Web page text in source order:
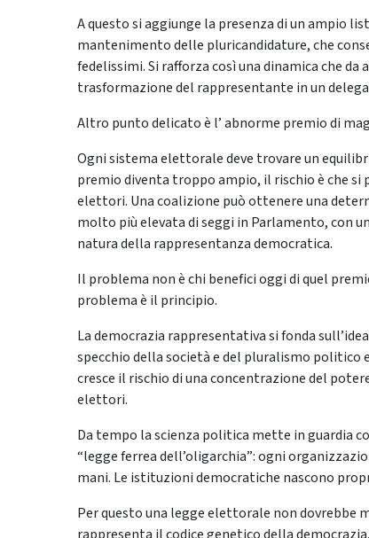
A questo si aggiunge la presenza di un ampio
mantenimento delle pluricandidature, che
fedelissimi. Si rafforza così una dinamica che
trasformazione del rappresentante in un
Altro punto delicato è l’ abnorme premio di
Ogni sistema elettorale deve trovare un
premio diventa troppo ampio, il rischio è che
elettori. Una coalizione può ottenere una
molto più elevata di seggi in Parlamento, con
natura della rappresentanza democratica.
Il problema non è chi benefici oggi di quel
problema è il principio.
La democrazia rappresentativa si fonda
specchio della società e del pluralismo politico
cresce il rischio di una concentrazione del
elettori.
Da tempo la scienza politica mette in guardia
“legge ferrea dell’oligarchia”: ogni
mani. Le istituzioni democratiche nascono
Per questo una legge elettorale non dovrebbe